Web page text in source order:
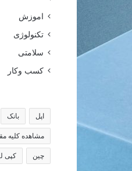
اموزش
تکنولوژی
سلامتی
کسب وکار
اپل بانک
مشاهده کلیه
چین کپی